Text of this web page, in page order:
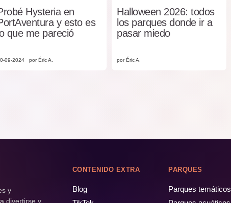
Hysteria en
y esto es
que me pareció
09-2024 por Éric A.
Halloween 2026: todos
los parques donde ir a
pasar miedo
por Éric A.
y
divertirse y
CONTENIDO EXTRA
Blog
PARQUES
Parques temáticos